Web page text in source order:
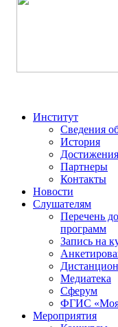
Институт
Сведения
История
Достижения
Партнеры
Контакты
Новости
Слушателям
Перечень
программ
Запись на
Медиатека
Сферум
ФГИС
Мероприятия